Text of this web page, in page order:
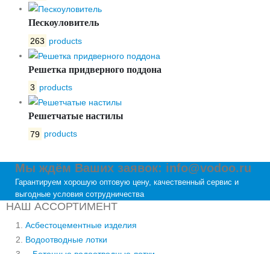
Пескоуловитель
263 products
Решетка придверного поддона
3 products
Решетчатые настилы
79 products
Мы ждём Ваших заявок: info@vodoo.ru
Гарантируем хорошую оптовую цену, качественный сервис и
выгодные условия сотрудничества
НАШ АССОРТИМЕНТ
Асбестоцементные изделия
Водоотводные лотки